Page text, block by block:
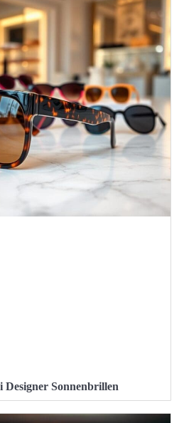
Designer Sonnenbrillen